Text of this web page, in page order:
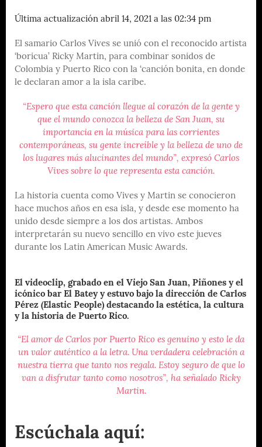
Última actualización abril 14, 2021 a las 02:34 pm
El samario Carlos Vives se unió con el reconocido artista
‘boricua’ Ricky Martin, para combinar sonidos de
Colombia y Puerto Rico con la ‘canción bonita, en donde
le declaran amor a la isla caribe.
“Espero que esta canción llegue al corazón de la gente y
que el mundo conozca la belleza de San Juan, su
importancia en la música para las corrientes
contemporáneas, su gente increíble y la belleza de uno de
los lugares más alucinantes del mundo”, expresó Carlos
Vives sobre lo que representa esta canción.
La historia cuenta como Vives y Martin se conocieron
hace muchos años en esa isla, y desde ese momento ha
unido desde siempre a los dos artistas. Ambos
interpretarán su nuevo sencillo en vivo este jueves
durante los Latin American Music Awards.
El videoclip, grabado en el Viejo San Juan, Piñones y el
icónico bar El Batey y estuvo bajo la dirección de Carlos
Pérez (Elastic People) destacando la estética, la cultura
y la historia de Puerto Rico.
“El amor de Carlos por Puerto Rico es genuino y esto le da
un valor auténtico a la letra. Una verdadera celebración a
nuestra tierra que tanto nos regala. Estoy seguro de que lo
van a disfrutar tanto como nosotros”, ha señalado Ricky
Martin.
Escúchala aquí: